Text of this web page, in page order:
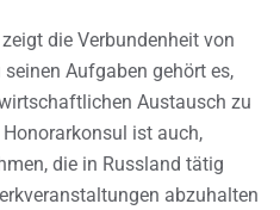
die Verbundenheit von
Aufgaben gehört es,
Austausch zu
ist auch,
die in Russland tätig
abzuhalten